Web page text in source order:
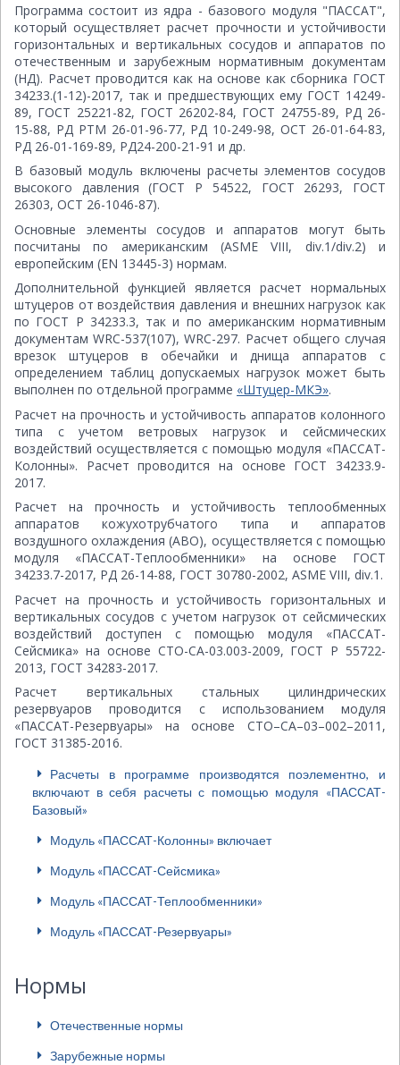
Программа состоит из ядра - базового модуля "ПАССАТ",
который осуществляет расчет прочности и устойчивости
горизонтальных и вертикальных сосудов и аппаратов по
отечественным и зарубежным нормативным документам
(НД). Расчет проводится как на основе как сборника ГОСТ
34233.(1-12)-2017, так и предшествующих ему ГОСТ 14249-
89, ГОСТ 25221-82, ГОСТ 26202-84, ГОСТ 24755-89, РД 26-
15-88, РД РТМ 26-01-96-77, РД 10-249-98, ОСТ 26-01-64-83,
РД 26-01-169-89, РД24-200-21-91 и др.
В базовый модуль включены расчеты элементов сосудов
высокого давления (ГОСТ Р 54522, ГОСТ 26293, ГОСТ
26303, ОСТ 26-1046-87).
Основные элементы сосудов и аппаратов могут быть
посчитаны по американским (ASME VIII, div.1/div.2) и
европейским (EN 13445-3) нормам.
Дополнительной функцией является расчет нормальных
штуцеров от воздействия давления и внешних нагрузок как
по ГОСТ Р 34233.3, так и по американским нормативным
документам WRC-537(107), WRC-297. Расчет общего случая
врезок штуцеров в обечайки и днища аппаратов с
определением таблиц допускаемых нагрузок может быть
выполнен по отдельной программе «Штуцер-МКЭ».
Расчет на прочность и устойчивость аппаратов колонного
типа с учетом ветровых нагрузок и сейсмических
воздействий осуществляется с помощью модуля «ПАССАТ-
Колонны». Расчет проводится на основе ГОСТ 34233.9-
2017.
Расчет на прочность и устойчивость теплообменных
аппаратов кожухотрубчатого типа и аппаратов
воздушного охлаждения (АВО), осуществляется с помощью
модуля «ПАССАТ-Теплообменники» на основе ГОСТ
34233.7-2017, РД 26-14-88, ГОСТ 30780-2002, ASME VIII, div.1.
Расчет на прочность и устойчивость горизонтальных и
вертикальных сосудов с учетом нагрузок от сейсмических
воздействий доступен с помощью модуля «ПАССАТ-
Сейсмика» на основе СТО-СА-03.003-2009, ГОСТ Р 55722-
2013, ГОСТ 34283-2017.
Расчет вертикальных стальных цилиндрических
резервуаров проводится с использованием модуля
«ПАССАТ-Резервуары» на основе СТО–СА–03–002–2011,
ГОСТ 31385-2016.
Расчеты в программе производятся поэлементно, и
включают в себя расчеты с помощью модуля «ПАССАТ-
Базовый»
Модуль «ПАССАТ-Колонны» включает
Модуль «ПАССАТ-Сейсмика»
Модуль «ПАССАТ-Теплообменники»
Модуль «ПАССАТ-Резервуары»
Нормы
Отечественные нормы
Зарубежные нормы